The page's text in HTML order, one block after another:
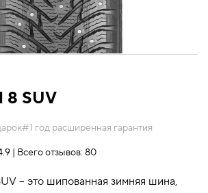
8 SUV
#1 год расширенная гарантия
| Всего отзывов: 80
– это шипованная зимняя шина,